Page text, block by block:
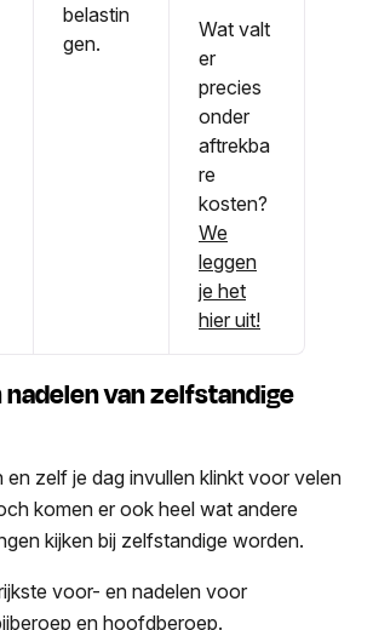
belastin
gen.
Wat valt
er
precies
onder
aftrekba
re
kosten?
We
leggen
je het
hier uit!
van zelfstandige
en zelf je dag invullen klinkt voor velen
komen er ook heel wat andere
kijken bij zelfstandige worden.
voor- en nadelen voor
en hoofdberoep.